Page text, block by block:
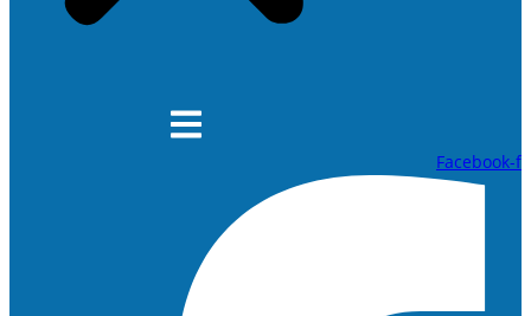
Facebook-f